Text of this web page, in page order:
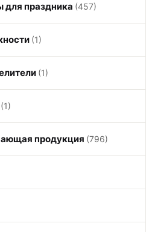
для праздника (457)
(1)
(1)
(1)
продукция (796)